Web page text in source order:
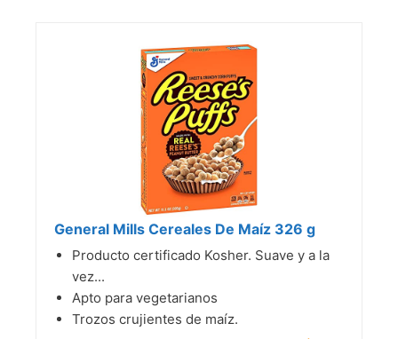
General Mills Cereales De Maíz 326 g
Producto certificado Kosher. Suave y a la
vez...
Apto para vegetarianos
Trozos crujientes de maíz.